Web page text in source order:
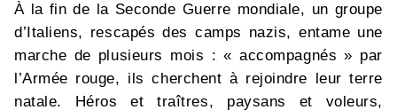
À la fin de la Seconde Guerre mondiale, un groupe
d’Italiens, rescapés des camps nazis, entame une
marche de plusieurs mois : « accompagnés » par
l’Armée rouge, ils cherchent à rejoindre leur terre
natale. Héros et traîtres, paysans et voleurs,